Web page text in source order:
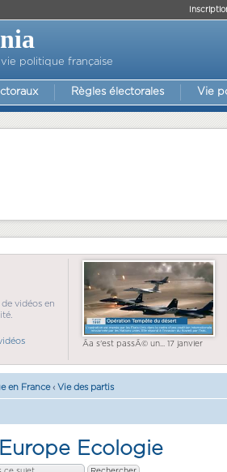
politique française
Règles électorales Vie
vidéos en
Ãa s'est passÃ© un... 17 janvier
en France ‹ Vie des partis
Ecologie